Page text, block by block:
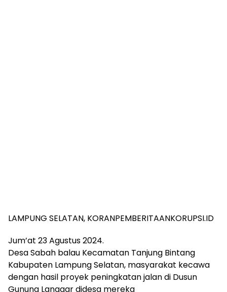
LAMPUNG SELATAN, KORANPEMBERITAANKORUPSI.ID
Jum’at 23 Agustus 2024.
Desa Sabah balau Kecamatan Tanjung Bintang
Kabupaten Lampung Selatan, masyarakat kecawa
dengan hasil proyek peningkatan jalan di Dusun
Gunung Langgar didesa mereka